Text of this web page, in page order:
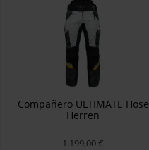
Compañero ULTIMATE Hose
Herren
1.199,00 €